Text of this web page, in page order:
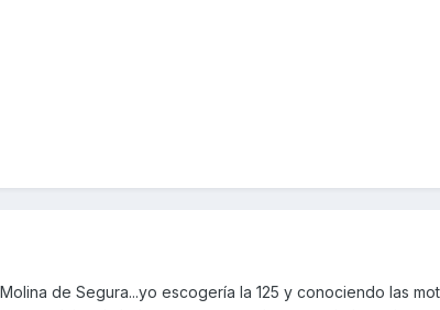
de Segura...yo escogería la 125 y conociendo las